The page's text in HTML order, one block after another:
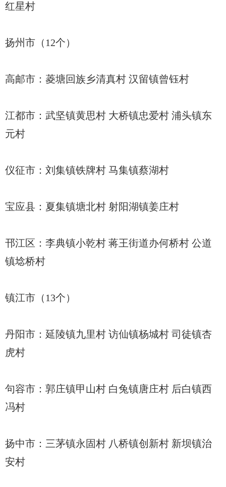
红星村
扬州市（12个）
高邮市：菱塘回族乡清真村 汉留镇曾钰村
江都市：武坚镇黄思村 大桥镇忠爱村 浦头镇东
元村
仪征市：刘集镇铁牌村 马集镇蔡湖村
宝应县：夏集镇塘北村 射阳湖镇姜庄村
邗江区：李典镇小乾村 蒋王街道办何桥村 公道
镇埝桥村
镇江市（13个）
丹阳市：延陵镇九里村 访仙镇杨城村 司徒镇杏
虎村
句容市：郭庄镇甲山村 白兔镇唐庄村 后白镇西
冯村
扬中市：三茅镇永固村 八桥镇创新村 新坝镇治
安村